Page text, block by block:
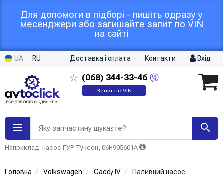
Для допомоги в підборі - пишіть одразу у
месенджери або залишайте запит по VIN
на сайті
UA RU Доставка і оплата Контакти Вхід
(068) 344-33-46
Запит по VIN
Яку запчастину шукаєте?
Наприклад: насос ГУР Туксон, 06H905601A
Головна Volkswagen Caddy IV Паливний насос